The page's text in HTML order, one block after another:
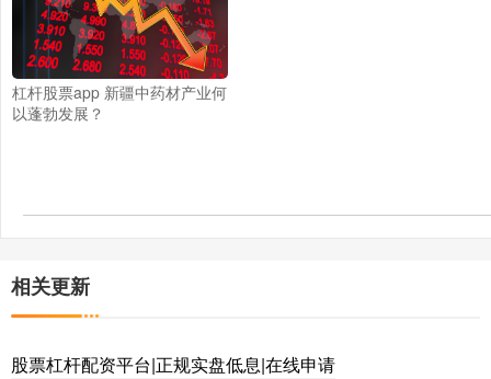
杠杆股票app 新疆中药材产业何
以蓬勃发展？
相关更新
股票杠杆配资平台|正规实盘低息|在线申请